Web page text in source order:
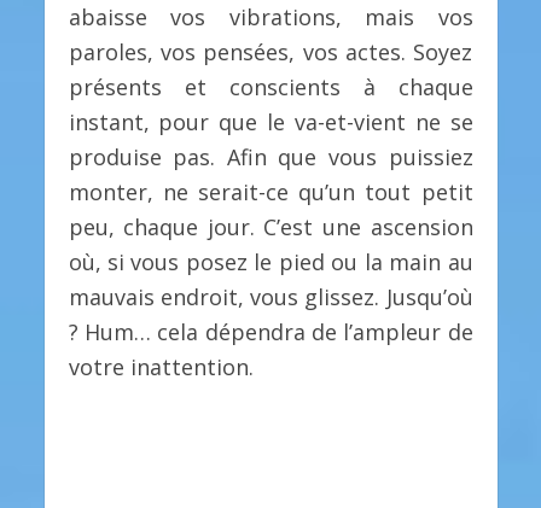
abaisse vos vibrations, mais vos
paroles, vos pensées, vos actes. Soyez
présents et conscients à chaque
instant, pour que le va-et-vient ne se
produise pas. Afin que vous puissiez
monter, ne serait-ce qu’un tout petit
peu, chaque jour. C’est une ascension
où, si vous posez le pied ou la main au
mauvais endroit, vous glissez. Jusqu’où
? Hum… cela dépendra de l’ampleur de
votre inattention.